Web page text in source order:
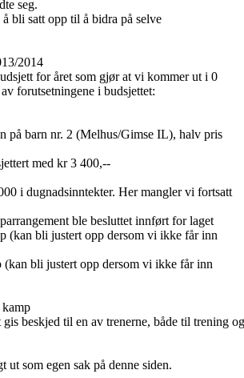
seg.
bli satt opp til å bidra på selve
2014
for året som gjør at vi kommer ut i 0
forutsetningene i budsjettet:
på barn nr. 2 (Melhus/Gimse IL), halv pris
med kr 3 400,--
i dugnadsinntekter. Her mangler vi fortsatt
ble besluttet innført for laget
(kan bli justert opp dersom vi ikke får inn
bli justert opp dersom vi ikke får inn
beskjed til en av trenerne, både til trening og
ut som egen sak på denne siden.